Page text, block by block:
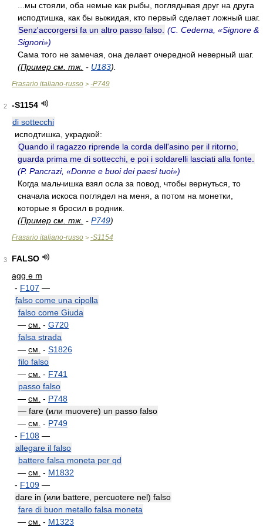
...мы стояли, оба немые как рыбы, поглядывая друг на друга
исподтишка, как бы выжидая, кто первый сделает ложный шаг.
Senz'accorgersi fa un altro passo falso. (C. Cederna, «Signore &
Signori»)
Сама того не замечая, она делает очередной неверный шаг.
(Пример см. тж. - U183).
Frasario italiano-russo > -P749
2
-S1154
di sottecchi
исподтишка, украдкой:
Quando il ragazzo riprende la corda dell'asino per il ritorno,
guarda prima me di sottecchi, e poi i soldarelli lasciati alla fonte.
(P. Pancrazi, «Donne e buoi dei paesi tuoi»)
Когда мальчишка взял осла за повод, чтобы вернуться, то
сначала искоса поглядел на меня, а потом на монетки,
которые я бросил в родник.
(Пример см. тж. - P749)
Frasario italiano-russo > -S1154
3
FALSO
agg e m
- F107 —
falso come una cipolla
falso come Giuda
— см. - G720
falsa strada
— см. - S1826
filo falso
— см. - F741
passo falso
— см. - P748
— fare (или muovere) un passo falso
— см. - P749
- F108 —
allegare il falso
battere falsa moneta per qd
— см. - M1832
- F109 —
dare in (или battere, percuotere nel) falso
fare di buon metallo falsa moneta
— см. - M1323